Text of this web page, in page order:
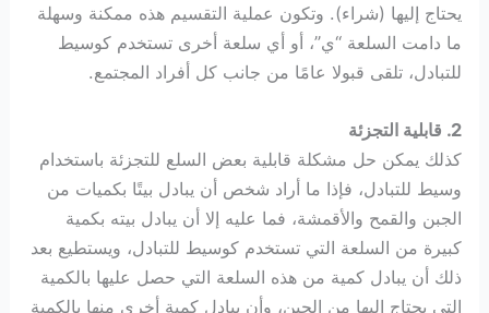
يحتاج إليها (شراء). وتكون عملية التقسيم هذه ممكنة وسهلة
ما دامت السلعة “ي”، أو أي سلعة أخرى تستخدم كوسيط
للتبادل، تلقى قبولا عامًا من جانب كل أفراد المجتمع.
2. قابلية التجزئة
كذلك يمكن حل مشكلة قابلية بعض السلع للتجزئة باستخدام
وسيط للتبادل، فإذا ما أراد شخص أن يبادل بيتًا بكميات من
الجبن والقمح والأقمشة، فما عليه إلا أن يبادل بيته بكمية
كبيرة من السلعة التي تستخدم كوسيط للتبادل، ويستطيع بعد
ذلك أن يبادل كمية من هذه السلعة التي حصل عليها بالكمية
التي يحتاج إليها من الجبن، وأن يبادل كمية أخرى منها بالكمية